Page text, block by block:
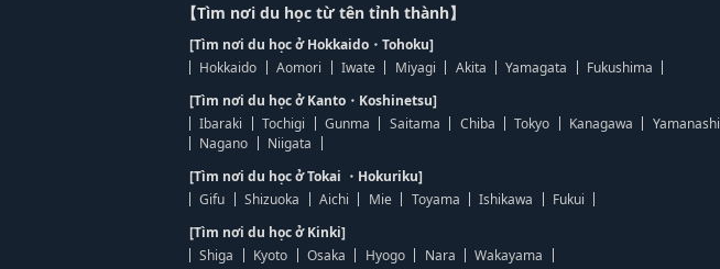
【Tìm nơi du học từ tên tỉnh thành】
[Tìm nơi du học ở Hokkaido・Tohoku]
Hokkaido
Aomori Iwate Miyagi Akita Yamagata
Fukushima
[Tìm nơi du học ở Kanto・Koshinetsu]
Ibaraki
Tochigi Gunma Saitama Chiba Tokyo Kanagawa
Yamanashi
Nagano
Niigata
[Tìm nơi du học ở Tokai ・Hokuriku]
Gifu
Shizuoka Aichi Mie Toyama Ishikawa
Fukui
[Tìm nơi du học ở Kinki]
Shiga
Kyoto Osaka Hyogo Nara
Wakayama